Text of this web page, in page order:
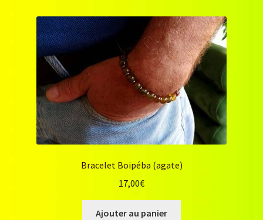
Ornements
Politique de confidentialité
Validation de la commande
Bracelet Boipéba (agate)
17,00€
Ajouter au panier